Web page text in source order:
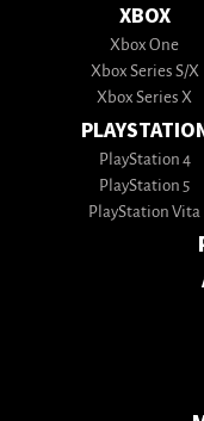
XBOX
Xbox One
Xbox Series S/X
Xbox Series X
PlayStation 4
PlayStation 5
PlayStation Vita